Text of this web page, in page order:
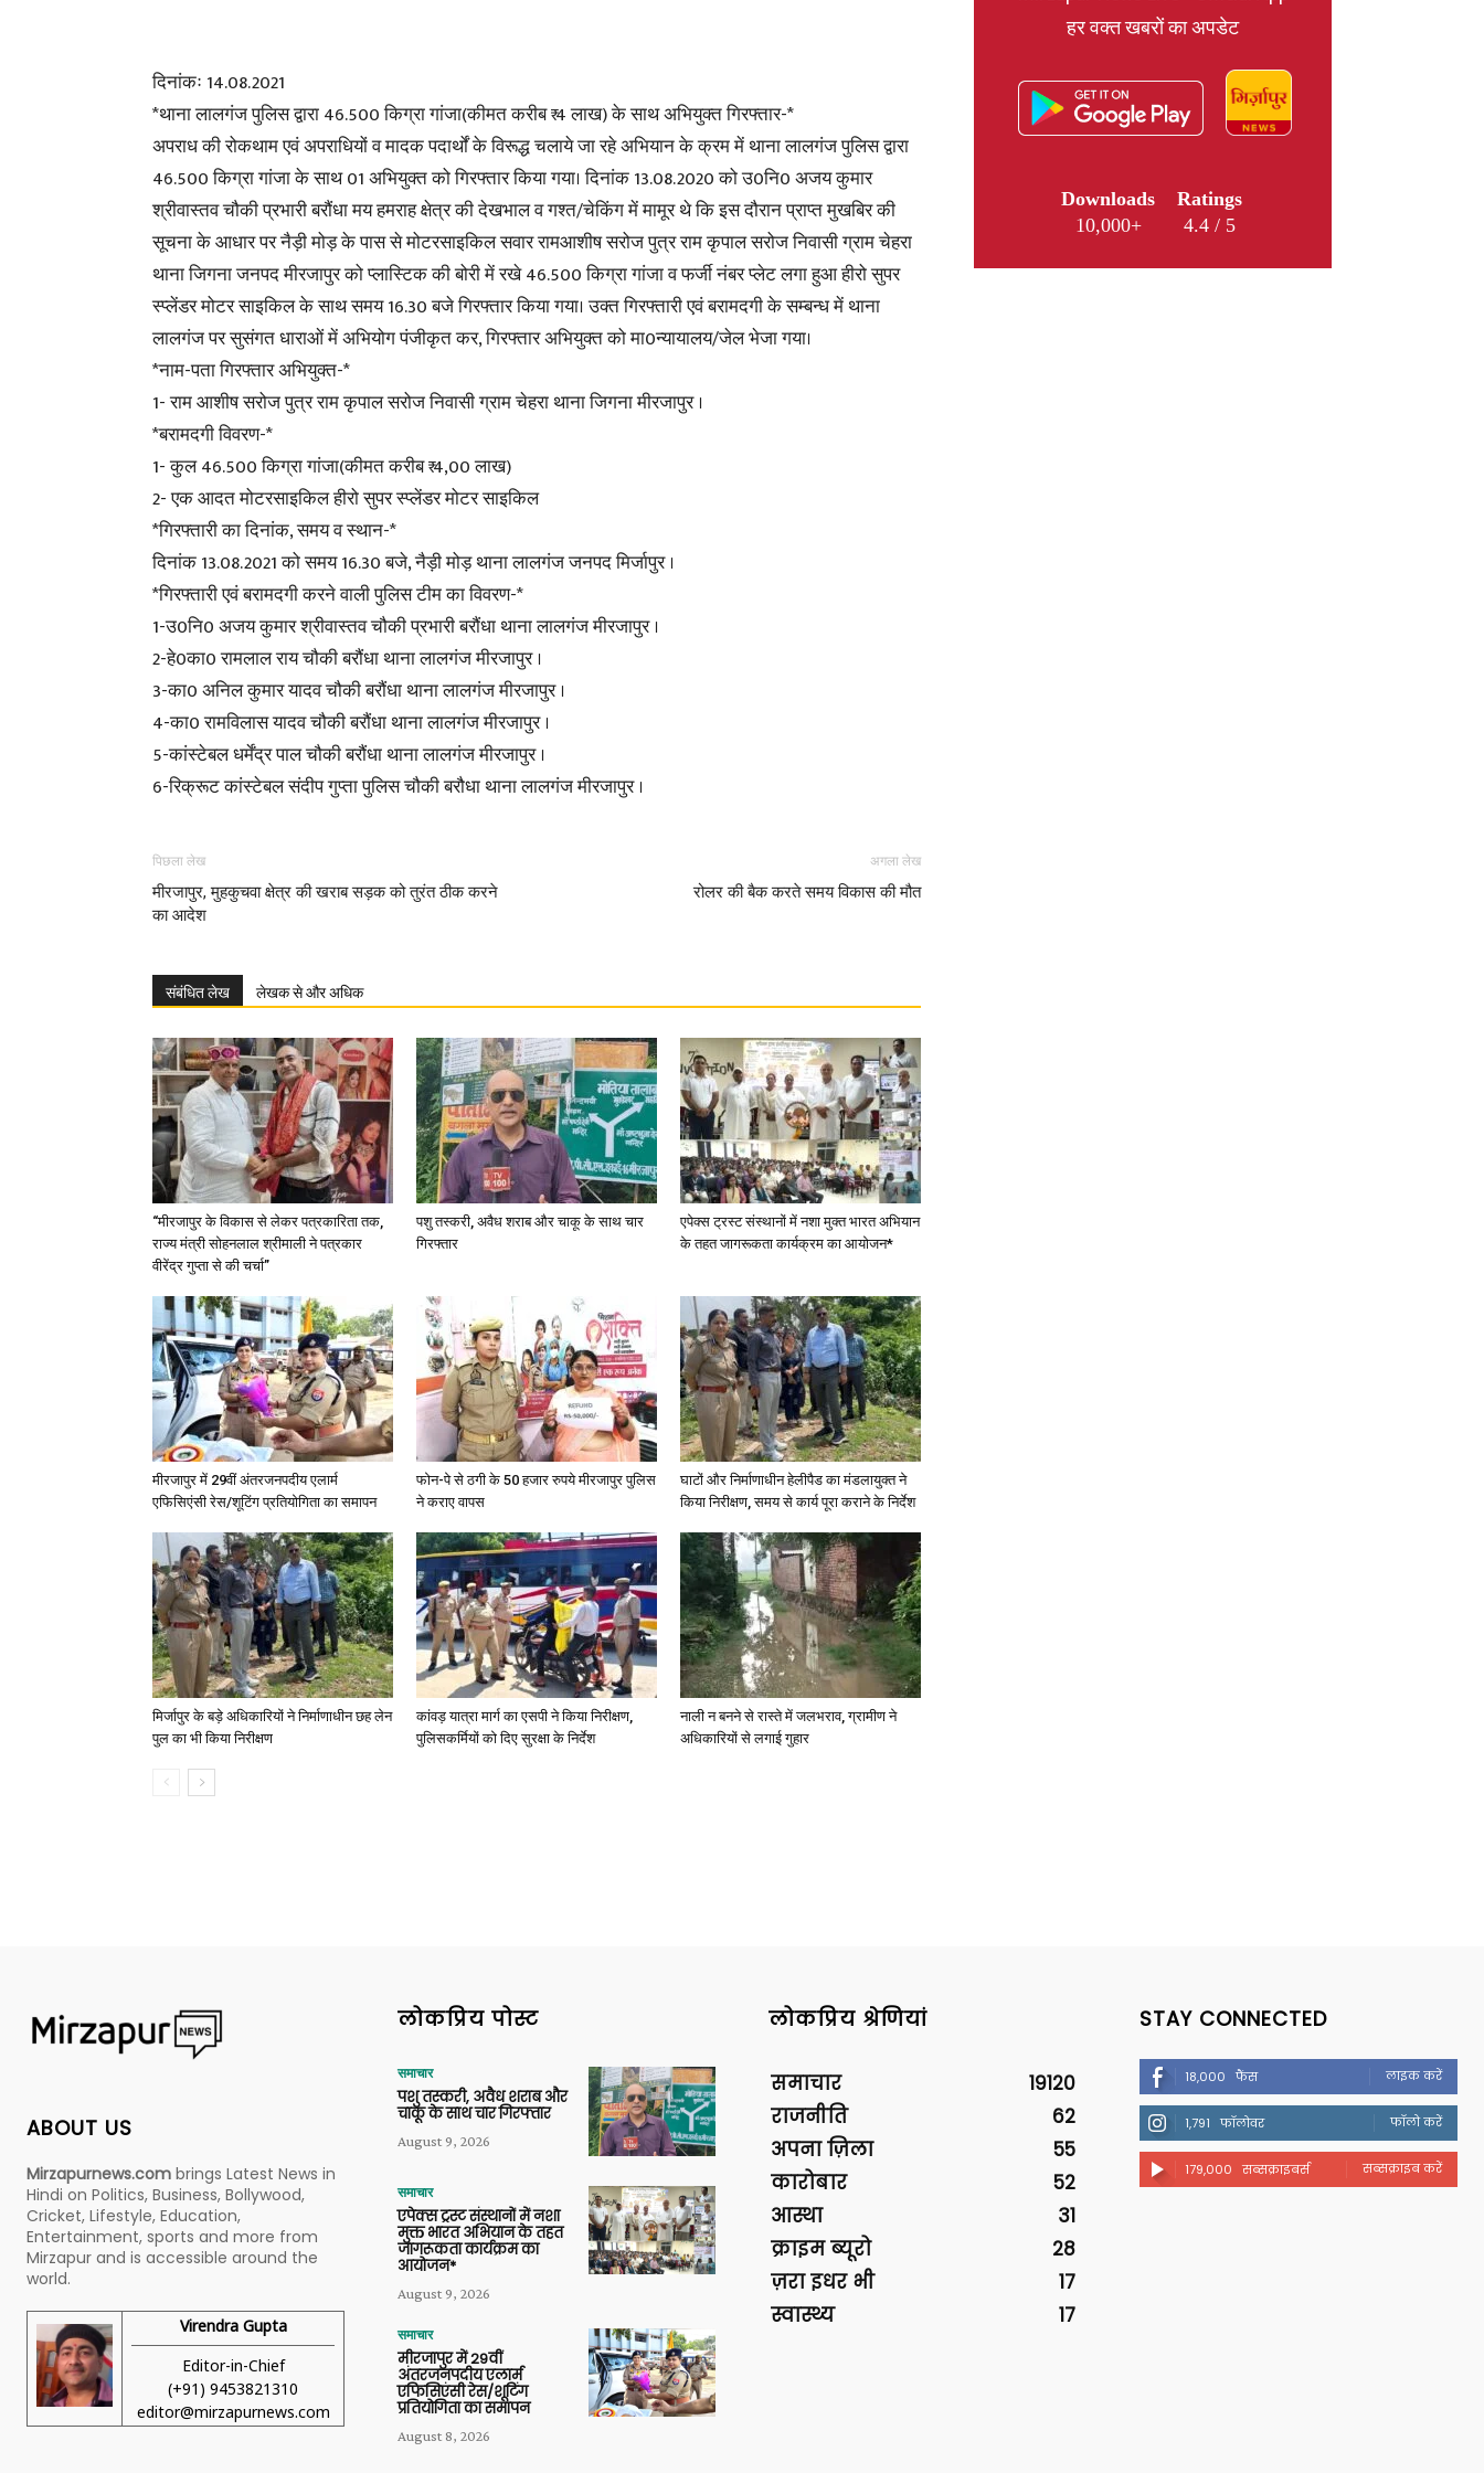
News,
Latest
News
दिनांकः 14.08.2021
*थाना लालगंज पुलिस द्वारा 46.500 किग्रा गांजा(कीमत करीब ₹ 4 लाख) के साथ अभियुक्त गिरफ्तार-*
अपराध की रोकथाम एवं अपराधियों व मादक पदार्थों के विरूद्ध चलाये जा रहे अभियान के क्रम में थाना लालगंज पुलिस द्वारा
46.500 किग्रा गांजा के साथ 01 अभियुक्त को गिरफ्तार किया गया। दिनांक 13.08.2020 को उ0नि0 अजय कुमार
श्रीवास्तव चौकी प्रभारी बरौंधा मय हमराह क्षेत्र की देखभाल व गश्त/चेकिंग में मामूर थे कि इस दौरान प्राप्त मुखबिर की
सूचना के आधार पर नैड़ी मोड़ के पास से मोटरसाइकिल सवार रामआशीष सरोज पुत्र राम कृपाल सरोज निवासी ग्राम चेहरा
थाना जिगना जनपद मीरजापुर को प्लास्टिक की बोरी में रखे 46.500 किग्रा गांजा व फर्जी नंबर प्लेट लगा हुआ हीरो सुपर
स्प्लेंडर मोटर साइकिल के साथ समय 16.30 बजे गिरफ्तार किया गया। उक्त गिरफ्तारी एवं बरामदगी के सम्बन्ध में थाना
लालगंज पर सुसंगत धाराओं में अभियोग पंजीकृत कर, गिरफ्तार अभियुक्त को मा0न्यायालय/जेल भेजा गया।
*नाम-पता गिरफ्तार अभियुक्त-*
1- राम आशीष सरोज पुत्र राम कृपाल सरोज निवासी ग्राम चेहरा थाना जिगना मीरजापुर ।
*बरामदगी विवरण-*
1- कुल 46.500 किग्रा गांजा(कीमत करीब ₹ 4,00 लाख)
2- एक आदत मोटरसाइकिल हीरो सुपर स्प्लेंडर मोटर साइकिल
*गिरफ्तारी का दिनांक, समय व स्थान-*
दिनांक 13.08.2021 को समय 16.30 बजे, नैड़ी मोड़ थाना लालगंज जनपद मिर्जापुर ।
*गिरफ्तारी एवं बरामदगी करने वाली पुलिस टीम का विवरण-*
1-उ0नि0 अजय कुमार श्रीवास्तव चौकी प्रभारी बरौंधा थाना लालगंज मीरजापुर ।
2-हे0का0 रामलाल राय चौकी बरौंधा थाना लालगंज मीरजापुर ।
3-का0 अनिल कुमार यादव चौकी बरौंधा थाना लालगंज मीरजापुर ।
4-का0 रामविलास यादव चौकी बरौंधा थाना लालगंज मीरजापुर ।
5-कांस्टेबल धर्मेंद्र पाल चौकी बरौंधा थाना लालगंज मीरजापुर ।
6-रिक्रूट कांस्टेबल संदीप गुप्ता पुलिस चौकी बरौधा थाना लालगंज मीरजापुर ।
पिछला लेख
मीरजापुर, मुहकुचवा क्षेत्र की खराब सड़क को तुरंत ठीक करने
का आदेश
अगला लेख
रोलर की बैक करते समय विकास की मौत
संबंधित लेख लेखक से और अधिक
“मीरजापुर के विकास से लेकर पत्रकारिता तक,
राज्य मंत्री सोहनलाल श्रीमाली ने पत्रकार
वीरेंद्र गुप्ता से की चर्चा”
पशु तस्करी, अवैध शराब और चाकू के साथ चार
गिरफ्तार
एपेक्स ट्रस्ट संस्थानों में नशा मुक्त भारत अभियान
के तहत जागरूकता कार्यक्रम का आयोजन*
मीरजापुर में 29वीं अंतरजनपदीय एलार्म
एफिसिएंसी रेस/शूटिंग प्रतियोगिता का समापन
फोन-पे से ठगी के 50 हजार रुपये मीरजापुर पुलिस
ने कराए वापस
घाटों और निर्माणाधीन हेलीपैड का मंडलायुक्त ने
किया निरीक्षण, समय से कार्य पूरा कराने के निर्देश
मिर्जापुर के बड़े अधिकारियों ने निर्माणाधीन छह लेन
पुल का भी किया निरीक्षण
कांवड़ यात्रा मार्ग का एसपी ने किया निरीक्षण,
पुलिसकर्मियों को दिए सुरक्षा के निर्देश
नाली न बनने से रास्ते में जलभराव, ग्रामीण ने
अधिकारियों से लगाई गुहार
हर वक्त खबरों का अपडेट
Downloads
10,000+
Ratings
4.4 / 5
ABOUT US
Mirzapurnews.com brings Latest News in
Hindi on Politics, Business, Bollywood,
Cricket, Lifestyle, Education,
Entertainment, sports and more from
Mirzapur and is accessible around the
world.
Virendra Gupta
Editor-in-Chief
(+91) 9453821310
editor@mirzapurnews.com
लोकप्रिय पोस्ट
समाचार
पशु तस्करी, अवैध शराब और
चाकू के साथ चार गिरफ्तार
August 9, 2026
समाचार
एपेक्स ट्रस्ट संस्थानों में नशा
मुक्त भारत अभियान के तहत
जागरूकता कार्यक्रम का
आयोजन*
August 9, 2026
समाचार
मीरजापुर में 29वीं
अंतरजनपदीय एलार्म
एफिसिएंसी रेस/शूटिंग
प्रतियोगिता का समापन
August 8, 2026
लोकप्रिय श्रेणियां
समाचार
19120
राजनीति
62
अपना ज़िला
55
कारोबार
52
आस्था
31
क्राइम ब्यूरो
28
ज़रा इधर भी
17
स्वास्थ्य
17
STAY CONNECTED
18,000 फैंस लाइक करें
1,791 फॉलोवर फॉलो करें
179,000 सब्सक्राइबर्स सब्सक्राइब करें